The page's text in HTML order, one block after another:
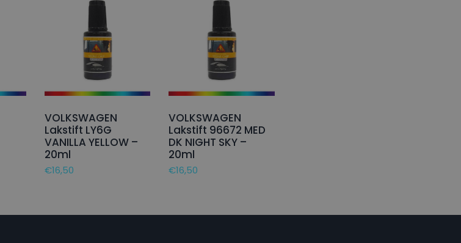
VOLKSWAGEN
Lakstift LY6G
VANILLA YELLOW –
20ml
€16,50
VOLKSWAGEN
Lakstift 96672 MED
DK NIGHT SKY –
20ml
€16,50